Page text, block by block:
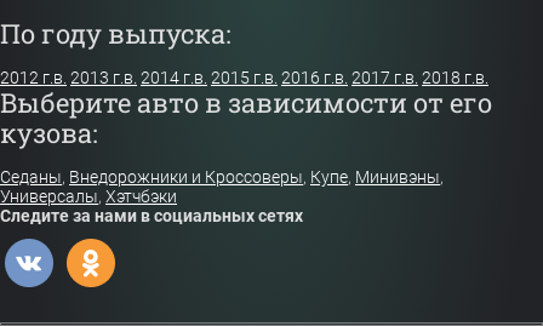
По году выпуска:
2012 г.в. 2013 г.в. 2014 г.в. 2015 г.в. 2016 г.в. 2017 г.в. 2018 г.в.
Выберите авто в зависимости от его
кузова:
Седаны, Внедорожники и Кроссоверы, Купе, Минивэны,
Универсалы, Хэтчбэки
Следите за нами в социальных сетях